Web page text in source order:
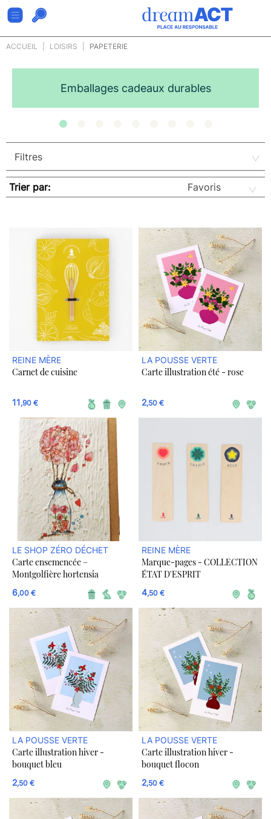
ACCUEIL LOISIRS PAPETERIE
Emballages cadeaux durables
Trier par:
REINE MÈRE
Carnet de cuisine
11,90 €
LA POUSSE VERTE
Carte illustration été - rose
2,50 €
LE SHOP ZÉRO DÉCHET
Carte ensemencée –
Montgolfière hortensia
6,00 €
REINE MÈRE
Marque-pages - COLLECTION
ÉTAT D'ESPRIT
4,50 €
LA POUSSE VERTE
Carte illustration hiver -
bouquet bleu
2,50 €
LA POUSSE VERTE
Carte illustration hiver -
bouquet flocon
2,50 €